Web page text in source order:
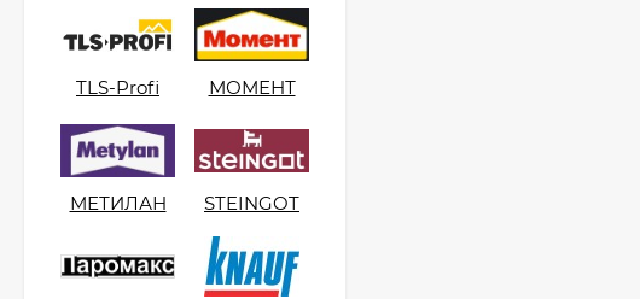
Kerakoll Fuga-Shock
Eco Средство для
очистки плитки 1 л.
4 990 ₽
TLS-Profi МОМЕНТ
МЕТИЛАН STEINGOT